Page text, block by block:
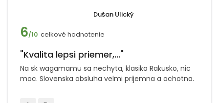
Dušan Ulický
6/10 celkové hodnotenie
"Kvalita lepsi priemer,..."
Na sk wagamamu sa nechyta, klasika Rakusko, nic
moc. Slovenska obsluha velmi prijemna a ochotna.